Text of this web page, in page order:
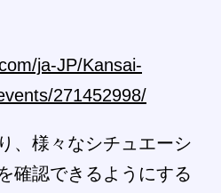
ja-JP/Kansai-
271452998/
、様々なシチュエーシ
確認できるようにする